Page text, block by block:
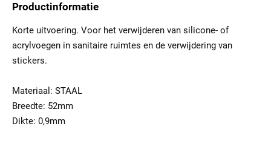
Productinformatie
Korte uitvoering. Voor het verwijderen van silicone- of
acrylvoegen in sanitaire ruimtes en de verwijdering van
stickers.
Materiaal: STAAL
Breedte: 52mm
Dikte: 0,9mm